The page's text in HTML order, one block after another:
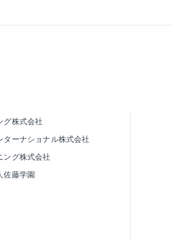
グ株式会社
ターナショナル株式会社
ング株式会社
藤学園